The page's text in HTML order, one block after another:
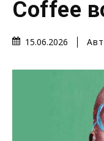
Coffee
15.06.2026